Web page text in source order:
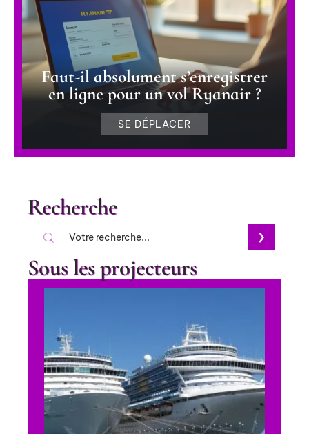
Faut-il absolument s’enregistrer
en ligne pour un vol Ryanair ?
SE DÉPLACER
Recherche
Sous les projecteurs